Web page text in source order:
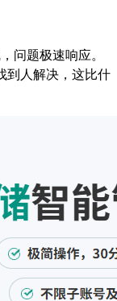
问题极速响应。
到人解决，这比什